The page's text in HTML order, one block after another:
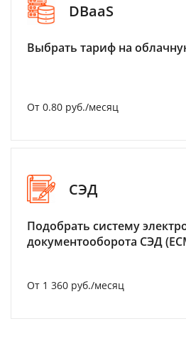
DBaaS
Выбрать тариф на
От 0.80 руб./месяц
СЭД
Подобрать систему
документооборота СЭД
От 1 360 руб./месяц